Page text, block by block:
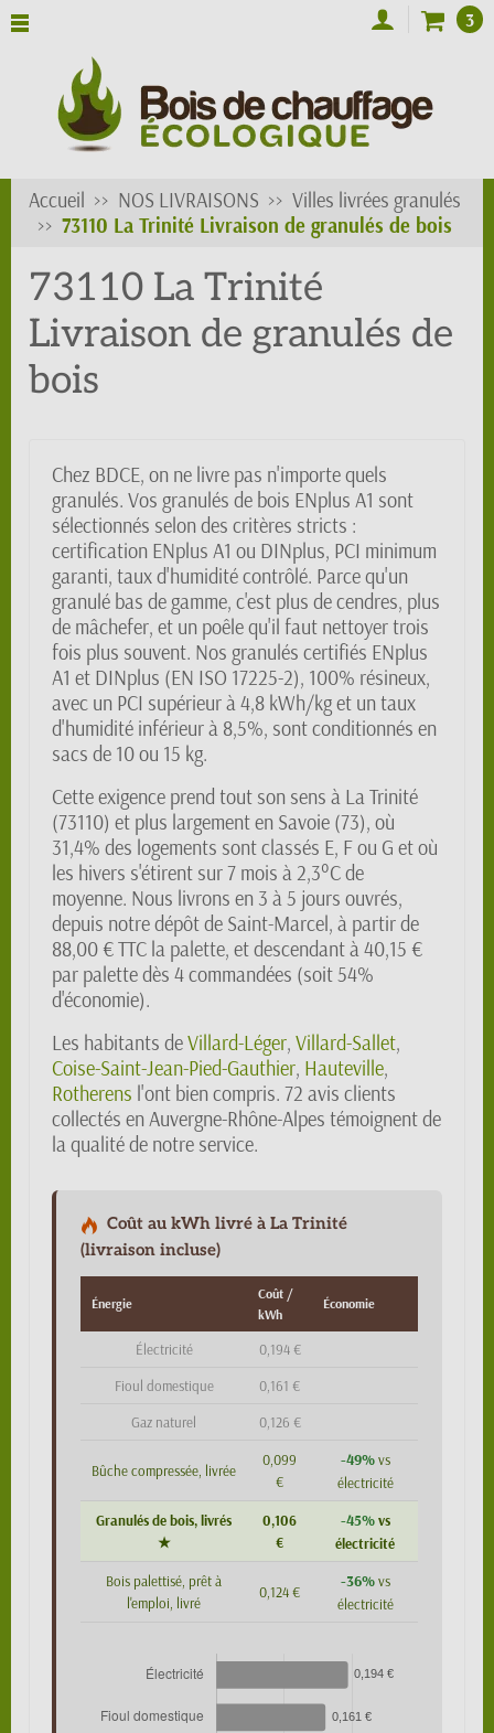
3
Accueil NOS LIVRAISONS
Villes livrées granulés
73110 La Trinité Livraison de granulés de bois
73110 La Trinité
Livraison de granulés de
bois
Chez BDCE, on ne livre pas n'importe quels
granulés. Vos granulés de bois ENplus A1 sont
sélectionnés selon des critères stricts :
certification ENplus A1 ou DINplus, PCI minimum
garanti, taux d'humidité contrôlé. Parce qu'un
granulé bas de gamme, c'est plus de cendres, plus
de mâchefer, et un poêle qu'il faut nettoyer trois
fois plus souvent. Nos granulés certifiés ENplus
A1 et DINplus (EN ISO 17225-2), 100% résineux,
avec un PCI supérieur à 4,8 kWh/kg et un taux
d'humidité inférieur à 8,5%, sont conditionnés en
sacs de 10 ou 15 kg.
Cette exigence prend tout son sens à La Trinité
(73110) et plus largement en Savoie (73), où
31,4% des logements sont classés E, F ou G et où
les hivers s'étirent sur 7 mois à 2,3°C de
moyenne. Nous livrons en 3 à 5 jours ouvrés,
depuis notre dépôt de Saint-Marcel, à partir de
88,00 € TTC la palette, et descendant à 40,15 €
par palette dès 4 commandées (soit 54%
d'économie).
Les habitants deVillard-Léger, Villard-Sallet,
Coise-Saint-Jean-Pied-Gauthier, Hauteville,
Rotherens l'ont bien compris. 72 avis clients
collectés en Auvergne-Rhône-Alpes témoignent de
la qualité de notre service.
Coût au kWh livré à La Trinité
(livraison incluse)
Énergie
Coût /
kWh
Économie
Électricité 0,194 €
Fioul domestique 0,161 €
Gaz naturel 0,126 €
Bûche compressée, livrée
0,099
€
-49%vs
électricité
Granulés de bois, livrés
★
0,106
€
-45%vs
électricité
Bois palettisé, prêt à
l'emploi, livré
0,124 €
-36%vs
électricité